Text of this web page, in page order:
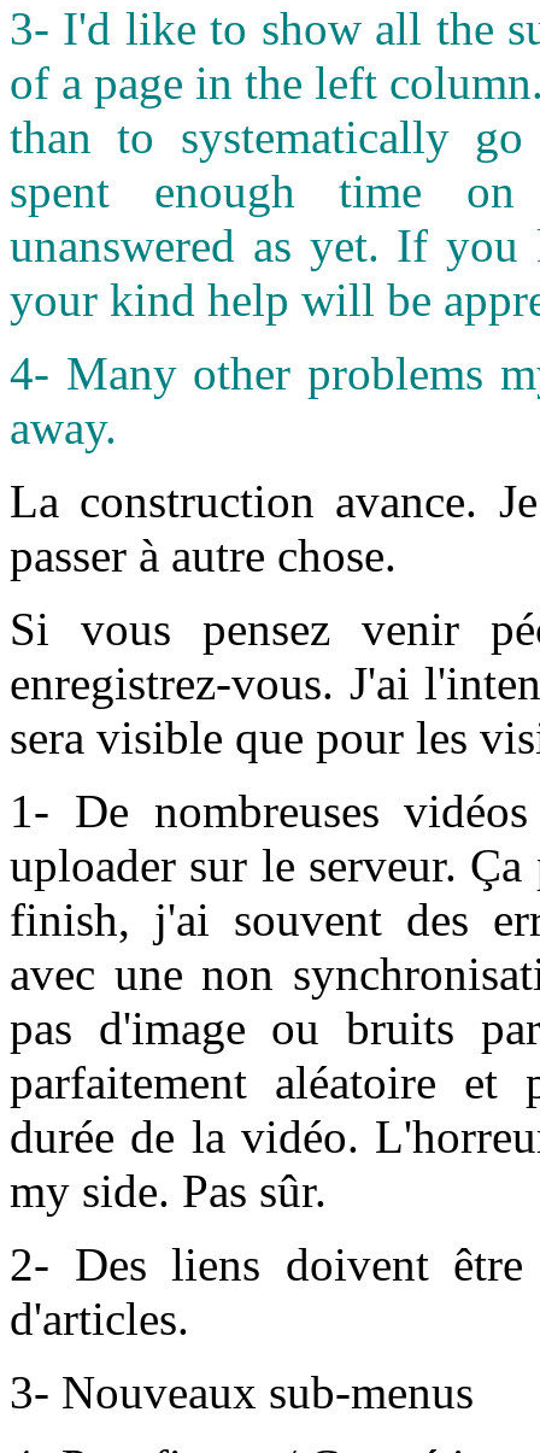
3- I'd like to show all the
of a page in the left
than to systematically
spent enough time
unanswered as yet. If
your kind help will be
4- Many other problems
away.
La construction avance.
passer à autre chose.
Si vous pensez venir
enregistrez-vous. J'ai
sera visible que pour les
1- De nombreuses
uploader sur le serveur.
finish, j'ai souvent des
avec une non
pas d'image ou bruits
parfaitement aléatoire et
durée de la vidéo.
my side. Pas sûr.
2- Des liens doivent être
d'articles.
3- Nouveaux sub-menus